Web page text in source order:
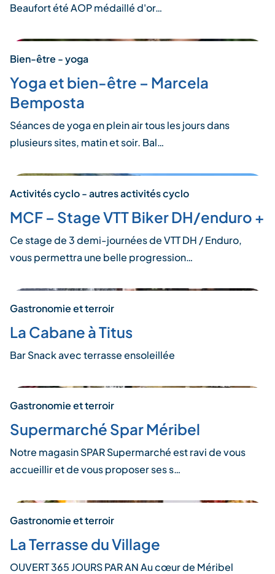
Beaufort été AOP médaillé d'or…
Bien-être - yoga
Yoga et bien-être – Marcela
Bemposta
Séances de yoga en plein air tous les jours dans
plusieurs sites, matin et soir. Bal…
Activités cyclo - autres activités cyclo
MCF – Stage VTT Biker DH/enduro +
Ce stage de 3 demi-journées de VTT DH / Enduro,
vous permettra une belle progression…
Gastronomie et terroir
La Cabane à Titus
Bar Snack avec terrasse ensoleillée
Gastronomie et terroir
Supermarché Spar Méribel
Notre magasin SPAR Supermarché est ravi de vous
accueillir et de vous proposer ses s…
Gastronomie et terroir
La Terrasse du Village
OUVERT 365 JOURS PAR AN Au cœur de Méribel